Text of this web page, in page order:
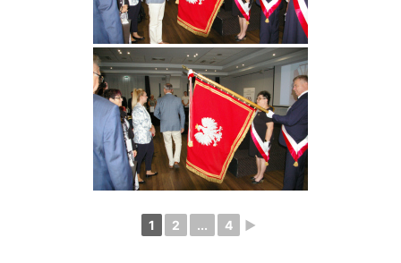
1 2 ... 4 ►